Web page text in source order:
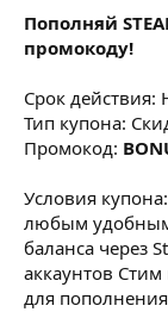
Пополняй
промокоду!
Срок действия:
Тип купона:
Промокод:
Условия
любым
баланса через
аккаунтов
для